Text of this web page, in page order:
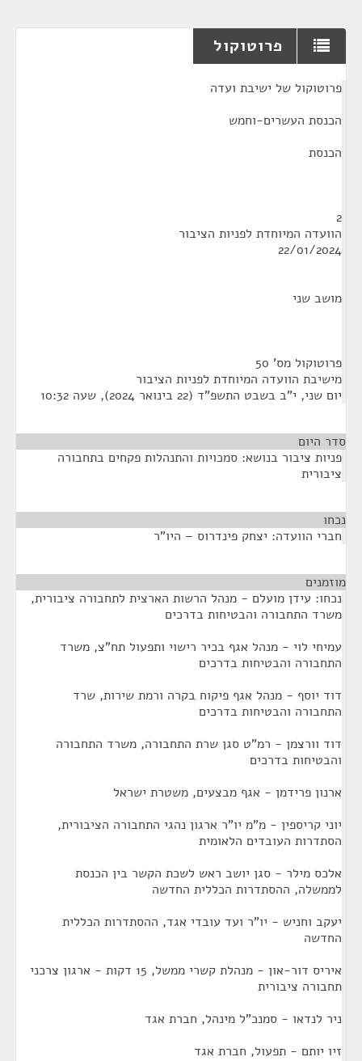
פרוטוקול
פרוטוקול של ישיבת ועדה
הכנסת העשרים-וחמש
הכנסת
2
הוועדה המיוחדת לפניות הציבור
22/01/2024
מושב שני
פרוטוקול מס' 50
מישיבת הוועדה המיוחדת לפניות הציבור
יום שני, י"ב בשבט התשפ"ד (22 בינואר 2024), שעה 10:32
סדר היום
פניות ציבור בנושא: סמכויות והתנהלות פקחים בתחבורה
ציבורית
נכחו
חברי הוועדה: יצחק פינדרוס – היו"ר
מוזמנים
נכחו: עידן מועלם - מנהל הרשות הארצית לתחבורה ציבורית,
משרד התחבורה והבטיחות בדרכים
עמיחי לוי - מנהל אגף בכיר רישוי ותפעול תח"צ, משרד
התחבורה והבטיחות בדרכים
דוד יוסף - מנהל אגף פיקוח בקרה ורמת שירות, שרד
התחבורה והבטיחות בדרכים
דוד וורצמן - רמ"ט סגן שרת התחבורה, משרד התחבורה
והבטיחות בדרכים
ארנון פרידמן - אגף מבצעים, משטרת ישראל
יוני קריספין - מ"מ יו"ר ארגון נהגי התחבורה הציבורית,
הסתדרות העובדים הלאומית
אלכס מילר - סגן יושב ראש לשכת הקשר בין הכנסת
לממשלה, ההסתדרות הכללית החדשה
יעקב וחניש - יו"ר ועד עובדי אגד, ההסתדרות הכללית
החדשה
איריס דור-און - מנהלת קשרי ממשל, 15 דקות - ארגון צרכני
תחבורה ציבורית
ניר לנדאו - סמנכ"ל מינהל, חברת אגד
זיו יותם - תפעול, חברת אגד